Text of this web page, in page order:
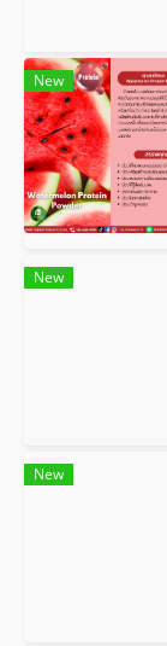
New
New
New